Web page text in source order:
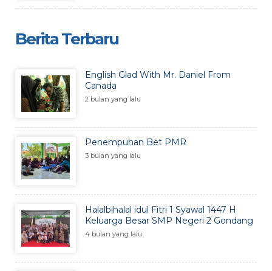
Berita Terbaru
English Glad With Mr. Daniel From
Canada
2 bulan yang lalu
Penempuhan Bet PMR
3 bulan yang lalu
Halalbihalal idul Fitri 1 Syawal 1447 H
Keluarga Besar SMP Negeri 2 Gondang
4 bulan yang lalu